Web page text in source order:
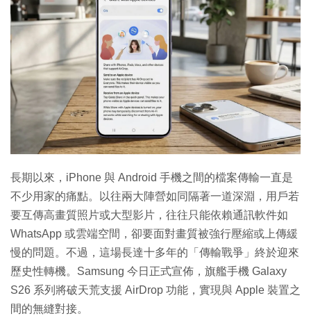
Enterprise Digital Transformation
特集
長期以來，iPhone 與 Android 手機之間的檔案傳輸一直是
不少用家的痛點。以往兩大陣營如同隔著一道深淵，用戶若
要互傳高畫質照片或大型影片，往往只能依賴通訊軟件如
WhatsApp 或雲端空間，卻要面對畫質被強行壓縮或上傳緩
慢的問題。不過，這場長達十多年的「傳輸戰爭」終於迎來
歷史性轉機。Samsung 今日正式宣佈，旗艦手機 Galaxy
S26 系列將破天荒支援 AirDrop 功能，實現與 Apple 裝置之
間的無縫對接。